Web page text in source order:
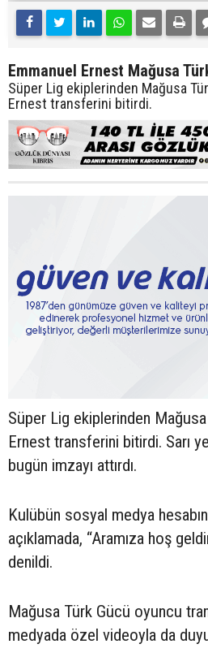
Emmanuel Ernest Mağusa
Süper Lig ekiplerinden Mağusa
Ernest transferini bitirdi.
Süper Lig ekiplerinden
Ernest transferini bitirdi. Sarı
bugün imzayı attırdı.
Kulübün sosyal medya
açıklamada, “Aramıza hoş
denildi.
Mağusa Türk Gücü oyuncu
medyada özel videoyla da